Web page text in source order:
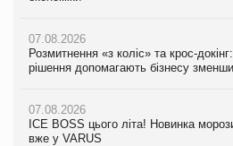
07.08.2026
Розмитнення «з коліс» та крос-
рішення допомагають бізнесу
07.08.2026
ICE BOSS цього літа! Новинка
вже у VARUS
07.08.2026
Розмитнення «з коліс» та крос-
рішення допомагають бізнесу
07.08.2026
ICE BOSS цього літа! Новинка
вже у VARUS
07.08.2026
Kraft Heinz скоротила збиток у
Продажі Hugo Boss впали на 9%